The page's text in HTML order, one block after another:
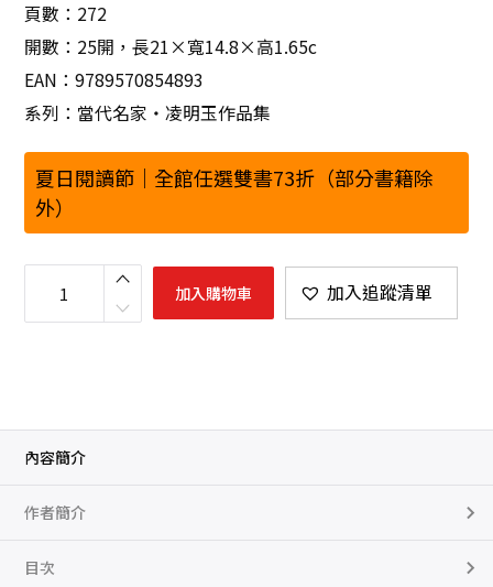
頁數：272
開數：25開，長21×寬14.8×高1.65c
EAN：9789570854893
系列：當代名家‧凌明玉作品集
夏日閱讀節｜全館任選雙書73折（部分書籍除
外）
藏
量
加入購物車 加入追蹤清單
內容簡介
作者簡介
目次